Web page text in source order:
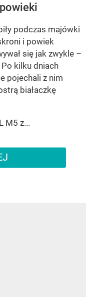
podczas majówki
i powiek
się jak zwykle –
Po kilku dniach
pojechali z nim
białaczkę
M5 z...